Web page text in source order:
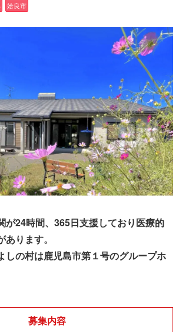
姶良市
が24時間、365日支援しており医療的
ります。
の村は鹿児島市第１号のグループホ
募集内容